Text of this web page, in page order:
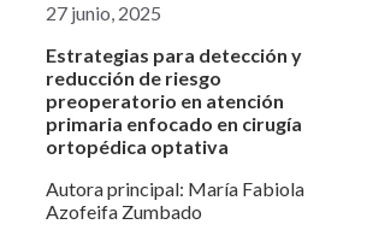
27 junio, 2025
Estrategias para detección y
reducción de riesgo
preoperatorio en atención
primaria enfocado en cirugía
ortopédica optativa
Autora principal: María Fabiola
Azofeifa Zumbado